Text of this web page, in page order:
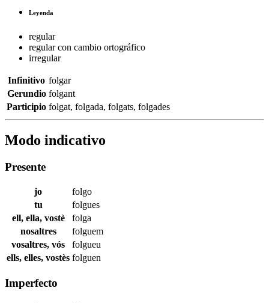
Leyenda
regular
regular con cambio ortográfico
irregular
Infinitivo folgar
Gerundio folgant
Participio folgat, folgada, folgats, folgades
Modo indicativo
Presente
jo
folgo
tu
folgues
ell, ella, vostè
folga
nosaltres
folguem
vosaltres, vós
folgueu
ells, elles, vostès folguen
Imperfecto